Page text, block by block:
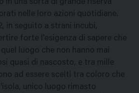
in una sorta di grande riserva
nelle loro azioni quotidiane.
in seguito a strani incubi,
forte l'esigenza di sapere che
luogo che non hanno mai
quasi di nascosto, e tra mille
ad essere scelti tra coloro che
unico luogo rimasto